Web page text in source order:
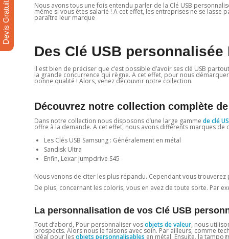
Nous avons tous une fois entendu parler de la Clé USB
même si vous êtes salarié ! A cet effet, les entreprises ne se lasse
paraître leur marque
Des Clé USB
Il est bien de préciser que c’est possible d’avoir ses clé USB
la grande concurrence qui règne. A cet effet, pour nous
bonne qualité ! Alors, venez découvrir notre collection.
Découvrez notre collection complète
Dans notre collection nous disposons d’une large gamme de clé
offre à la demande. A cet effet, nous avons différents marques de
Les Clés USB Samsung : Généralement en métal
Sandisk Ultra
Enfin, Lexar jumpdrive S45
Nous venons de citer les plus répandu. Cependant vous
De plus, concernant les coloris, vous en avez de toute sorte. Par
La personnalisation de vos Clé USB
Tout d’abord, Pour personnaliser vosobjets de valeur, nous
prospects. Alors nous le faisons avec soin. Par ailleurs, comme
idéal pour lesobjets personnalisables en métal. Ensuite, la
Devis Gratuit